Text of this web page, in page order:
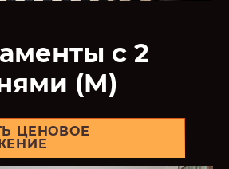
с 2
(M)
ЦЕНОВОЕ